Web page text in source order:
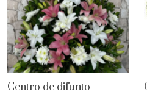
Centro de difunto